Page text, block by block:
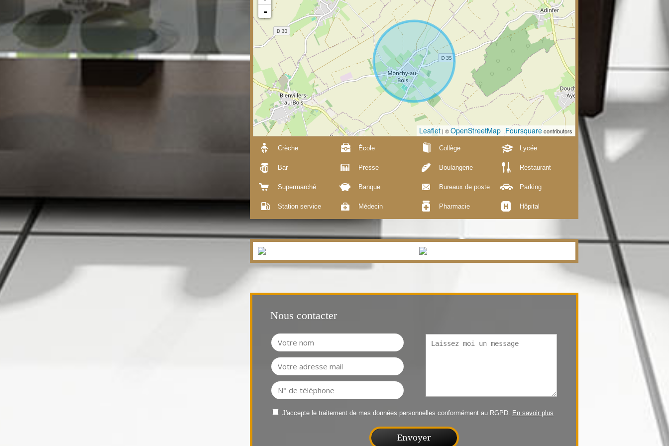
-
Leaflet | ©OpenStreetMap | Foursquarecontributors
Crèche École Collège Lycée
Bar Presse Boulangerie Restaurant
Supermarché Banque Bureaux de poste Parking
Station service Médecin Pharmacie Hôpital
Nous contacter
J'accepte le traitement de mes données personnelles conformément au RGPD. En savoir plus